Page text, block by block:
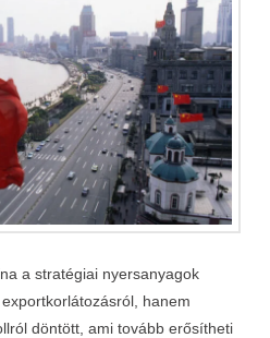
a stratégiai nyersanyagok
hanem
döntött, ami tovább erősítheti